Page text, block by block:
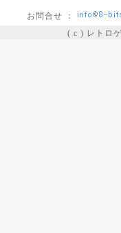
お問合せ ：
( c ) レトロ